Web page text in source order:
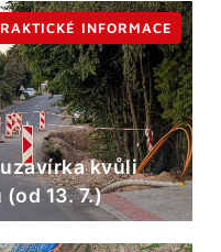
kvůli
13. 7.)
INFORMACE